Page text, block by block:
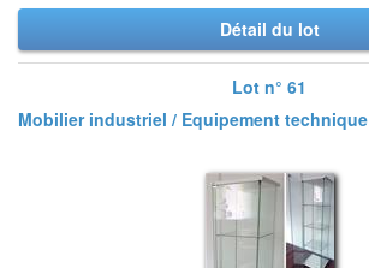
Détail du lot
Lot n° 61
Mobilier industriel / Equipement technique